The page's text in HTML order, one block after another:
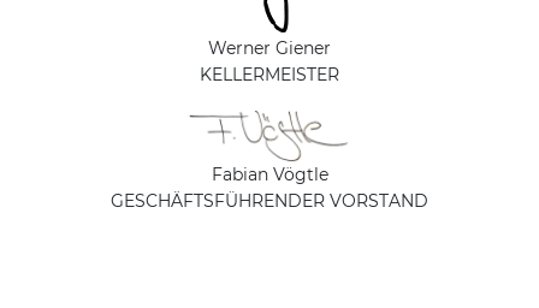
Werner Giener
KELLERMEISTER
Fabian Vögtle
GESCHÄFTSFÜHRENDER VORSTAND